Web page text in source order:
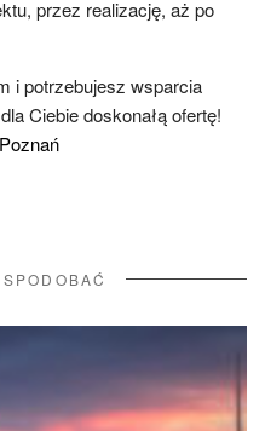
przez realizację, aż po
i potrzebujesz wsparcia
Ciebie doskonałą ofertę!